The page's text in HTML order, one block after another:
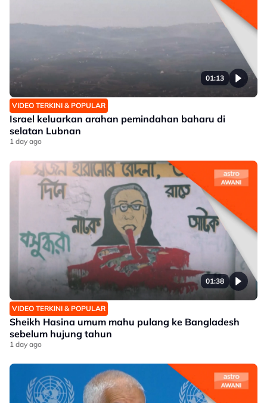
01:13
VIDEO TERKINI & POPULAR
Israel keluarkan arahan pemindahan baharu di
selatan Lubnan
1 day ago
01:38
VIDEO TERKINI & POPULAR
Sheikh Hasina umum mahu pulang ke Bangladesh
sebelum hujung tahun
1 day ago